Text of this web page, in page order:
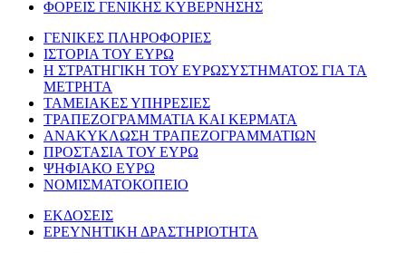
ΦΟΡΕΙΣ ΓΕΝΙΚΗΣ ΚΥΒΕΡΝΗΣΗΣ
ΓΕΝΙΚΕΣ ΠΛΗΡΟΦΟΡΙΕΣ
ΙΣΤΟΡΙΑ ΤΟΥ ΕΥΡΩ
Η ΣΤΡΑΤΗΓΙΚΗ ΤΟΥ ΕΥΡΩΣΥΣΤΗΜΑΤΟΣ ΓΙΑ ΤΑ
ΜΕΤΡΗΤΑ
ΤΑΜΕΙΑΚΕΣ ΥΠΗΡΕΣΙΕΣ
ΤΡΑΠΕΖΟΓΡΑΜΜΑΤΙΑ ΚΑΙ ΚΕΡΜΑΤΑ
ΑΝΑΚΥΚΛΩΣΗ ΤΡΑΠΕΖΟΓΡΑΜΜΑΤΙΩΝ
ΠΡΟΣΤΑΣΙΑ ΤΟΥ ΕΥΡΩ
ΨΗΦΙΑΚΟ ΕΥΡΩ
ΝΟΜΙΣΜΑΤΟΚΟΠΕΙΟ
ΕΚΔΟΣΕΙΣ
ΕΡΕΥΝΗΤΙΚΗ ΔΡΑΣΤΗΡΙΟΤΗΤΑ